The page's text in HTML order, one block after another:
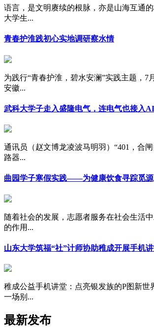
语言，是文明赓续的根脉，亦是山海互通
大学生...
青春护淮践初心实地调研察水情
为践行“青春护淮，碧水安澜”实践主题，7
安徽...
武科大学子走入盛隆电气，连电气也接入AI
通讯员（赵文博龙凌波马明羽）“401，合
路器...
曲园学子寒假实践——为健康饮食寻踪觅源
随着社会的发展，志愿者服务在社会生活
的作用...
山东大学筑福“社”计师协助稚成开展手机
稚成公益手机讲堂：点亮银发族的P图新世
一场别...
最新发布